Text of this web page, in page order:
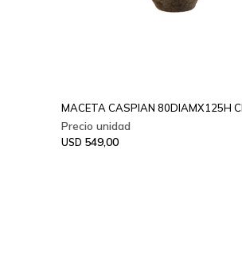
MACETA CASPIAN 80DIAMX125H
USD 549,00